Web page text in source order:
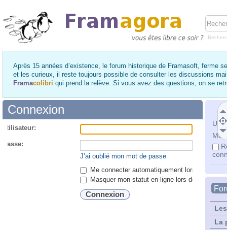
Après 15 années d’existence, le forum historique de Framasoft, ferme
et les curieux, il reste toujours possible de consulter les discussions
Framacolibri qui prend la relève. Si vous avez des questions, on se
Mot
La
Connexion
passe:
J’ai oublié mon mot de passe
Me connecter automatiquement lors de
Masquer mon statut en ligne lors de cette